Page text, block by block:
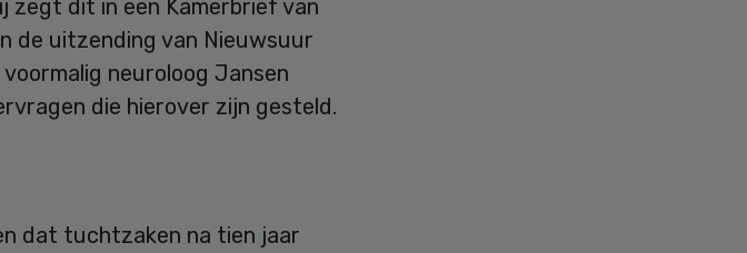
zegt dit in een Kamerbrief van
de uitzending van Nieuwsuur
neuroloog Jansen
die hierover zijn gesteld.
dat tuchtzaken na tien jaar